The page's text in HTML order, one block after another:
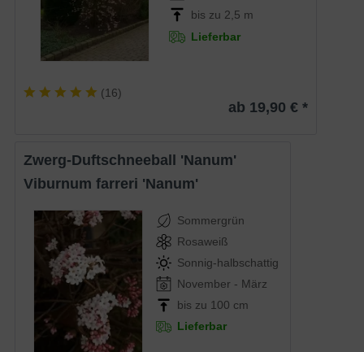
bis zu 2,5 m
Lieferbar
(16)
ab 19,90 € *
Zwerg-Duftschneeball 'Nanum'
Viburnum farreri 'Nanum'
Sommergrün
Rosaweiß
Sonnig-halbschattig
November - März
bis zu 100 cm
Lieferbar